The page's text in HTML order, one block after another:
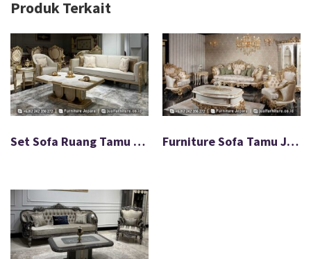
Produk Terkait
Set Sofa Ruang Tamu Pristine Flow Minimalis Modern FS-055 Furniture Sofa Tamu Jepara Ukir Isabella Mewah Klasik FS-077